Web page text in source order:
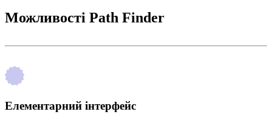
Можливості Path Finder
Елементарний інтерфейс